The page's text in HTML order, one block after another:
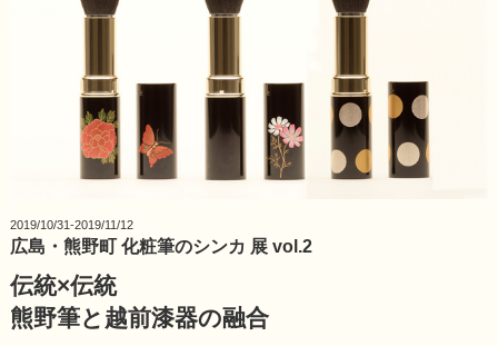
2019/10/31-2019/11/12
広島・熊野町 化粧筆のシンカ 展 vol.2
伝統×伝統
熊野筆と越前漆器の融合